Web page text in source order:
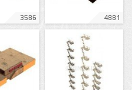
3586 4881